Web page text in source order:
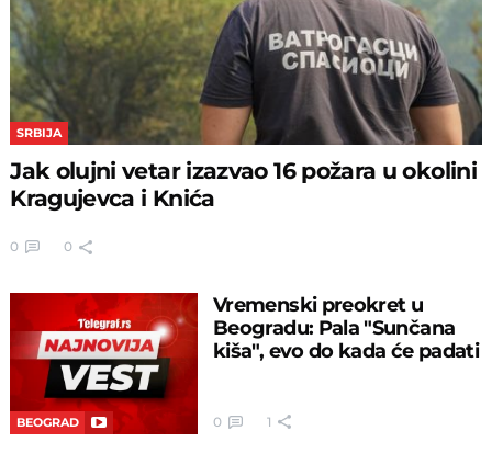
SRBIJA
Jak olujni vetar izazvao 16 požara u okolini
Kragujevca i Knića
0 0
BEOGRAD
Vremenski preokret u
Beogradu: Pala "Sunčana
kiša", evo do kada će padati
0 1